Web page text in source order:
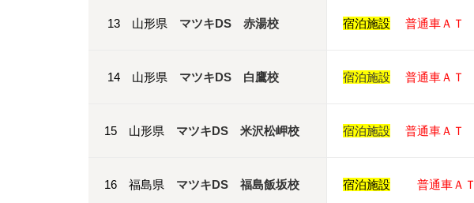
13 山形県 マツキDS 赤湯校 宿泊施設 普通車ＡＴ
14 山形県 マツキDS 白鷹校 宿泊施設 普通車ＡＴ
15 山形県 マツキDS 米沢松岬校 宿泊施設 普通車ＡＴ
16 福島県 マツキDS 福島飯坂校 宿泊施設 普通車ＡＴ